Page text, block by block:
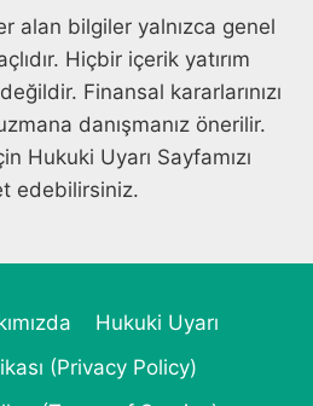
alan bilgiler yalnızca genel
Hiçbir içerik yatırım
Finansal kararlarınızı
danışmanız önerilir.
Hukuki Uyarı Sayfamızı
edebilirsiniz.
Hukuki Uyarı
(Privacy Policy)